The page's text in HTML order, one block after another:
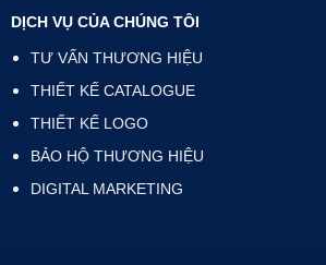
DỊCH VỤ CỦA CHÚNG TÔI
TƯ VẤN THƯƠNG HIỆU
THIẾT KẾ CATALOGUE
THIẾT KẾ LOGO
BẢO HỘ THƯƠNG HIỆU
DIGITAL MARKETING